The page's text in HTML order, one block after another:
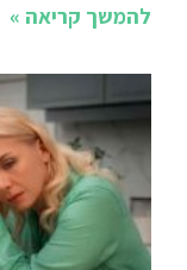
להמשך קריאה »